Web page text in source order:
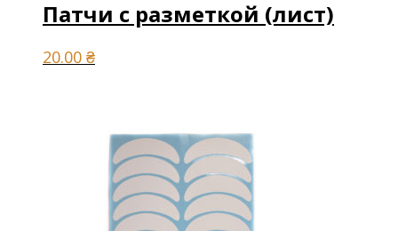
Патчи с разметкой (лист)
20.00 ₴